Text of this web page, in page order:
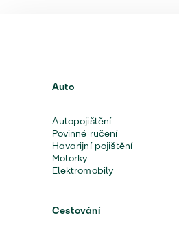
Auto
Autopojištění
Povinné ručení
Havarijní pojištění
Motorky
Elektromobily
Cestování